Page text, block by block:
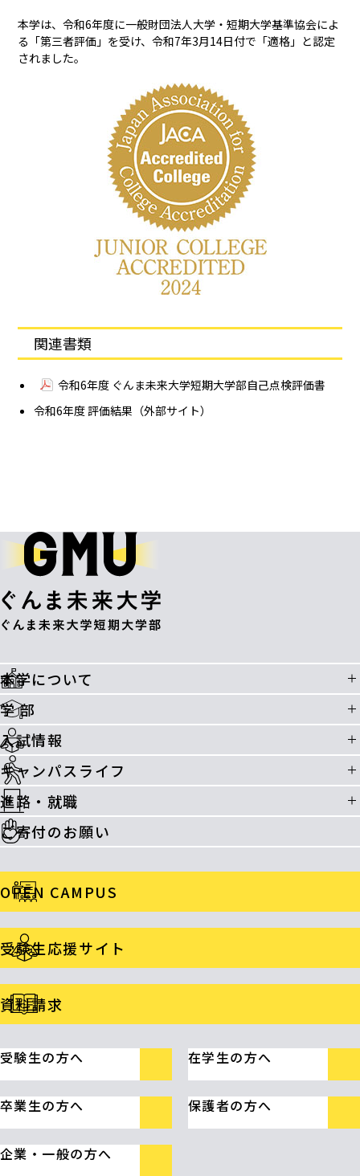
本学は、令和6年度に一般財団法人大学・短期大学基準協会によ
る「第三者評価」を受け、令和7年3月14日付で「適格」と認定
されました。
関連書類
令和6年度 ぐんま未来大学短期大学部自己点検評価書
令和6年度 評価結果（外部サイト）
本学について
学 部
入試情報
キャンパスライフ
進路・就職
ご寄付のお願い
OPEN CAMPUS
受験生応援サイト
資料請求
受験生の方へ 在学生の方へ
卒業生の方へ 保護者の方へ
企業・一般の方へ